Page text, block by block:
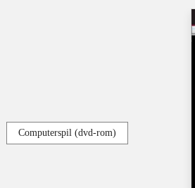
Computerspil (dvd-rom)